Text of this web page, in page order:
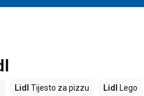
Lidl Tijesto za pizzu Lidl Lego